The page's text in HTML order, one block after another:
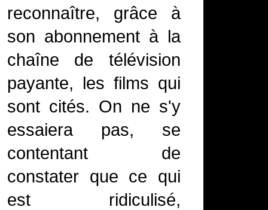
reconnaître, grâce à
son abonnement à la
chaîne de télévision
payante, les films qui
sont cités. On ne s'y
essaiera pas, se
contentant de
constater que ce qui
est ridiculisé,